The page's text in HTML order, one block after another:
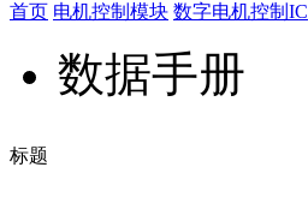
首页 电机控制模块 数字电机控制IC
数据手册
标题